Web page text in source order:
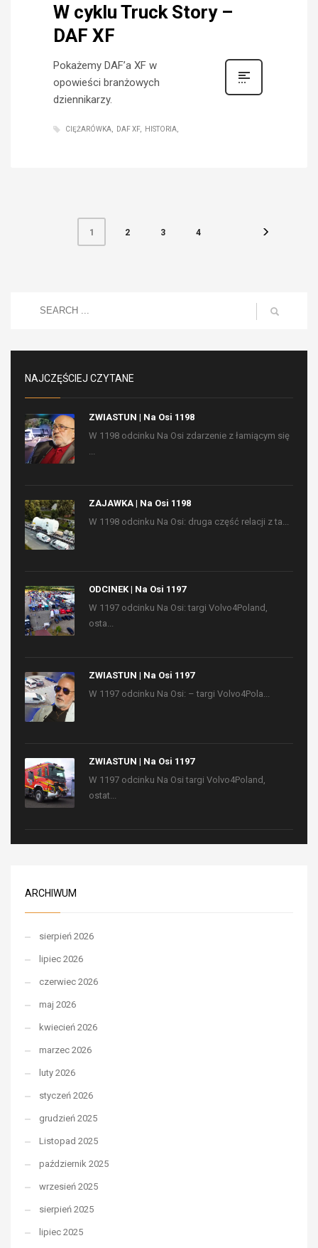
W cyklu Truck Story –
DAF XF
Pokażemy DAF’a XF w
opowieści branżowych
dziennikarzy.
CIĘŻARÓWKA DAF XF HISTORIA
1 2 3 4
NAJCZĘŚCIEJ CZYTANE
ZWIASTUN | Na Osi 1198
W 1198 odcinku Na Osi zdarzenie z łamiącym się
ZAJAWKA | Na Osi 1198
W 1198 odcinku Na Osi: druga część relacji z ta...
ODCINEK | Na Osi 1197
W 1197 odcinku Na Osi: targi Volvo4Poland,
osta...
ZWIASTUN | Na Osi 1197
W 1197 odcinku Na Osi: – targi Volvo4Pola...
ZWIASTUN | Na Osi 1197
W 1197 odcinku Na Osi targi Volvo4Poland,
ostat...
ARCHIWUM
sierpień 2026
lipiec 2026
czerwiec 2026
maj 2026
kwiecień 2026
marzec 2026
luty 2026
styczeń 2026
grudzień 2025
Listopad 2025
październik 2025
wrzesień 2025
sierpień 2025
lipiec 2025